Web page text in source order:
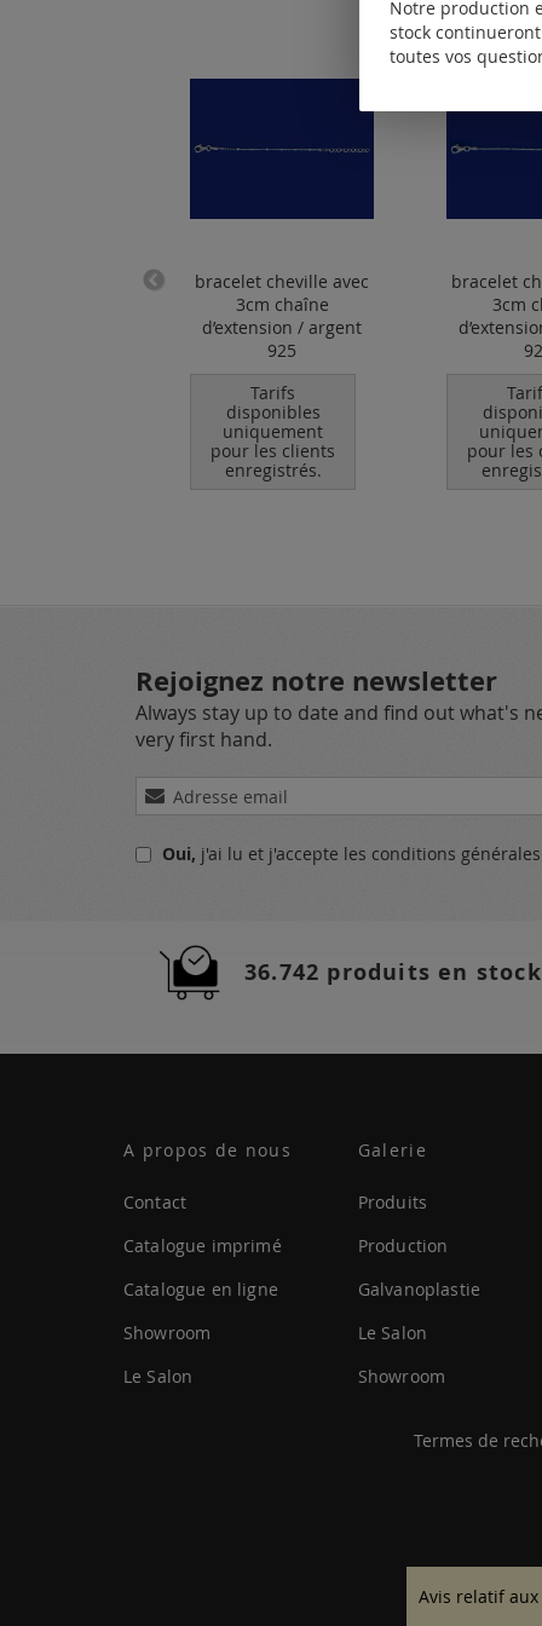
bracelet cheville avec
3cm chaîne
d’extension / argent
925
Tarifs
disponibles
uniquement
pour les clients
enregistrés.
bracelet
3cm
pour les
Rejoignez notre newsletter
Always stay up to date and find out what's
very first hand.
Inscription
à
lettreOui, j'ai lu et j'accepte les conditions générales
36.742 produits en stock
A propos de nous
Contact
Catalogue imprimé
Catalogue en ligne
Showroom
Le Salon
Galerie
Produits
Production
Galvanoplastie
Le Salon
Showroom
Termes de
Avis relatif aux
Notre production
stock
toutes vos